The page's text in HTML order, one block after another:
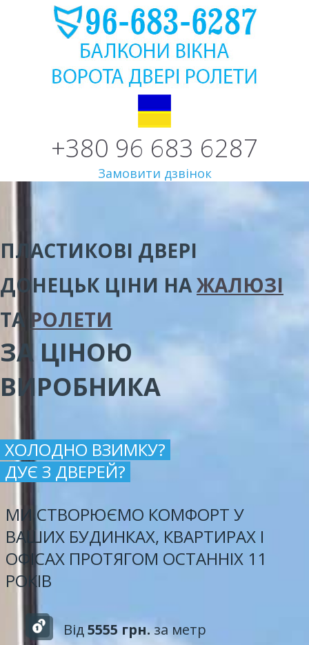
+380 96 683 6287
Замовити дзвінок
ПЛАСТИКОВІ ДВЕРІ
ДОНЕЦЬК ЦІНИ НАЖАЛЮЗІ
ТА РОЛЕТИ
ЗА ЦІНОЮ
ВИРОБНИКА
ХОЛОДНО ВЗИМКУ?
ДУЄ З ДВЕРЕЙ?
МИ СТВОРЮЄМО КОМФОРТ У
ВАШИХ БУДИНКАХ, КВАРТИРАХ І
ОФІСАХ ПРОТЯГОМ ОСТАННІХ 11
РОКІВ
Від5555 грн.за метр